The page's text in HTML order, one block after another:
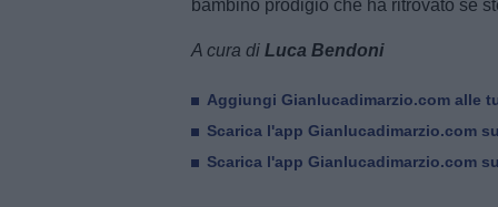
bambino prodigio che ha ritrovato sé
A cura di Luca Bendoni
Aggiungi Gianlucadimarzio.com alle
Scarica l'app Gianlucadimarzio.com
Scarica l'app Gianlucadimarzio.com